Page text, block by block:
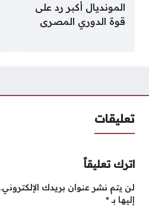
المونديال أكبر رد على
قوة الدوري المصرى
تعليقات
اترك تعليقاً
لن يتم نشر عنوان بريدك الإلكتروني.
إليها بـ*